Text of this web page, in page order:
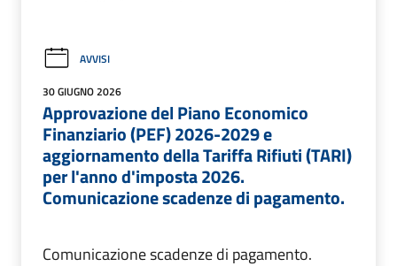
AVVISI
30 GIUGNO 2026
Approvazione del Piano Economico
Finanziario (PEF) 2026-2029 e
aggiornamento della Tariffa Rifiuti (TARI)
per l'anno d'imposta 2026.
Comunicazione scadenze di pagamento.
Comunicazione scadenze di pagamento.